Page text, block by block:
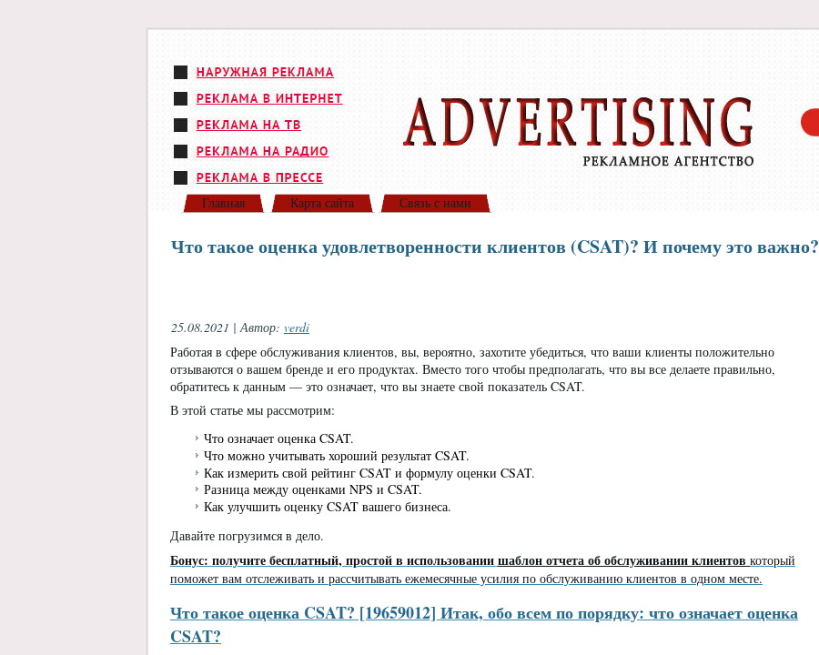
Главная Карта сайта Связь с нами
Что такое оценка удовлетворенности клиентов (CSAT)? И почему это важно?
25.08.2021 | Автор: verdi
Работая в сфере обслуживания клиентов, вы, вероятно, захотите убедиться, что ваши клиенты положительно
отзываются о вашем бренде и его продуктах. Вместо того чтобы предполагать, что вы все делаете правильно,
обратитесь к данным — это означает, что вы знаете свой показатель CSAT.
В этой статье мы рассмотрим:
Что означает оценка CSAT.
Что можно учитывать хороший результат CSAT.
Как измерить свой рейтинг CSAT и формулу оценки CSAT.
Разница между оценками NPS и CSAT.
Как улучшить оценку CSAT вашего бизнеса.
Давайте погрузимся в дело.
Бонус: получите бесплатный, простой в использованиишаблон отчета об обслуживании клиентов который
поможет вам отслеживать и рассчитывать ежемесячные усилия по обслуживанию клиентов в одном месте.
Что такое оценка CSAT? [19659012] Итак, обо всем по порядку: что означает оценка
CSAT?